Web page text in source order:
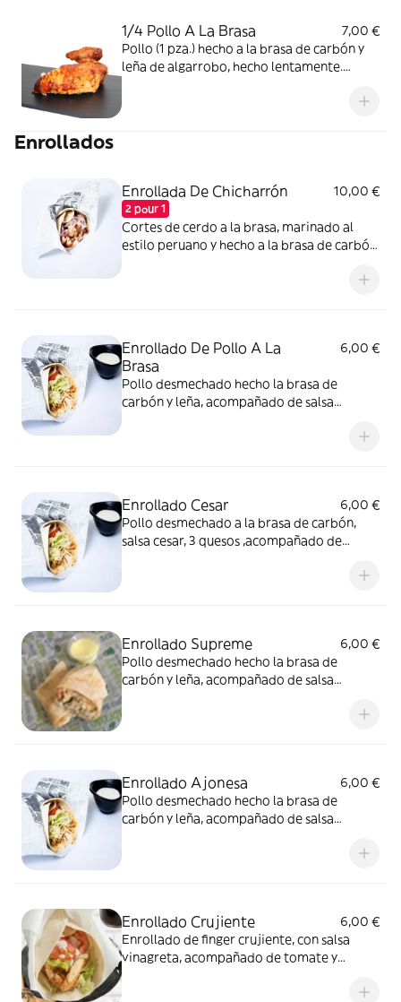
1/4 Pollo A La Brasa
7,00 €
Pollo (1 pza.) hecho a la brasa de carbón y
leña de algarrobo, hecho lentamente.
Enrollados
Enrollada De Chicharrón
2 pour 1
10,00 €
Cortes de cerdo a la brasa, marinado al
estilo peruano y hecho a la brasa de carbón,
acompañado de sarza de cebolla de la casa,
Enrollado De Pollo A La
Brasa
6,00 €
Pollo desmechado hecho la brasa de
carbón y leña, acompañado de salsa
Enrollado Cesar
6,00 €
Pollo desmechado a la brasa de carbón,
salsa cesar, 3 quesos ,acompañado de
Enrollado Supreme
6,00 €
Pollo desmechado hecho la brasa de
carbón y leña, acompañado de salsa
Enrollado Ajonesa
6,00 €
Pollo desmechado hecho la brasa de
carbón y leña, acompañado de salsa
lechuga, envuelto en una tortilla de trigo.
Enrollado Crujiente
6,00 €
Enrollado de finger crujiente, con salsa
vinagreta, acompañado de tomate y